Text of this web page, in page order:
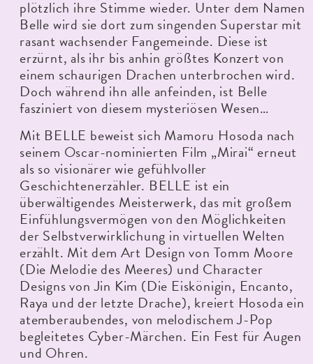
plötzlich ihre Stimme wieder. Unter dem Namen
Belle wird sie dort zum singenden Superstar mit
rasant wachsender Fangemeinde. Diese ist
erzürnt, als ihr bis anhin größtes Konzert von
einem schaurigen Drachen unterbrochen wird.
Doch während ihn alle anfeinden, ist Belle
fasziniert von diesem mysteriösen Wesen…
Mit BELLE beweist sich Mamoru Hosoda nach
seinem Oscar-nominierten Film „Mirai“ erneut
als so visionärer wie gefühlvoller
Geschichtenerzähler. BELLE ist ein
überwältigendes Meisterwerk, das mit großem
Einfühlungsvermögen von den Möglichkeiten
der Selbstverwirklichung in virtuellen Welten
erzählt. Mit dem Art Design von Tomm Moore
(Die Melodie des Meeres) und Character
Designs von Jin Kim (Die Eiskönigin, Encanto,
Raya und der letzte Drache), kreiert Hosoda ein
atemberaubendes, von melodischem J-Pop
begleitetes Cyber-Märchen. Ein Fest für Augen
und Ohren.